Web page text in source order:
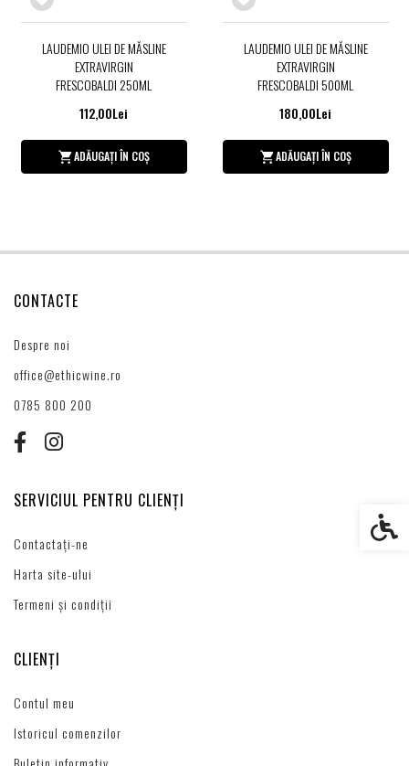
LAUDEMIO ULEI DE MĂSLINE
EXTRAVIRGIN
FRESCOBALDI 250ML
112,00Lei
ADĂUGAȚI ÎN COȘ
LAUDEMIO ULEI DE MĂSLINE
EXTRAVIRGIN
FRESCOBALDI 500ML
180,00Lei
ADĂUGAȚI ÎN COȘ
CONTACTE
Despre noi
office@ethicwine.ro
0785 800 200
SERVICIUL PENTRU CLIENȚI
Contactați-ne
Harta site-ului
Termeni și condiții
CLIENȚI
Contul meu
Istoricul comenzilor
Setări